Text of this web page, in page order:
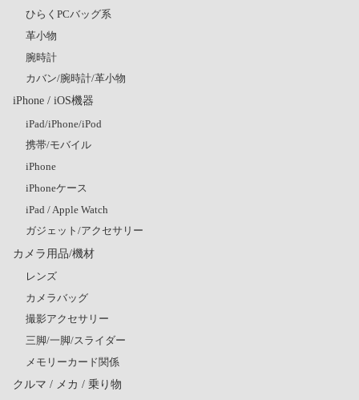
ひらくPCバッグ系
革小物
腕時計
カバン/腕時計/革小物
iPhone / iOS機器
iPad/iPhone/iPod
携帯/モバイル
iPhone
iPhoneケース
iPad / Apple Watch
ガジェット/アクセサリー
カメラ用品/機材
レンズ
カメラバッグ
撮影アクセサリー
三脚/一脚/スライダー
メモリーカード関係
クルマ / メカ / 乗り物